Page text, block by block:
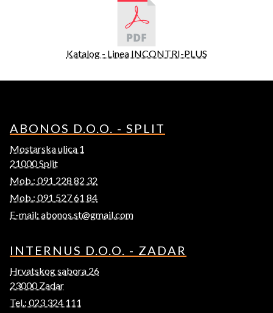
Katalog - Linea INCONTRI-PLUS
ABONOS D.O.O. - SPLIT
Mostarska ulica 1
21000 Split
Mob.: 091 228 82 32
Mob.: 091 527 61 84
E-mail: abonos.st@gmail.com
INTERNUS D.O.O. - ZADAR
Hrvatskog sabora 26
23000 Zadar
Tel.: 023 324 111